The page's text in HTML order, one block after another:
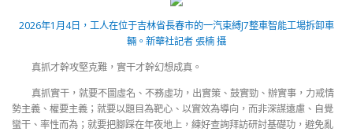
2026年1月4日，工人在位于吉林省長春市的一汽束縛J7整車智能工場拆卸車
輛。新華社記者 張楠 攝
真抓才幹攻堅克難，實干才幹幻想成真。
真抓實干，就要不圖虛名、不務虛功，出實策、鼓實勁、辦實事，力戒情
勢主義、權要主義；就要以題目為靶心、以實效為導向，而非深謀遠慮、自覺
蠻干、率性而為；就要把腳踩在年夜地上，練好查詢拜訪研討基礎功，避免亂